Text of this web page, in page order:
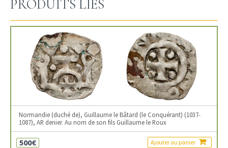
PRODUITS LIÉS
Normandie (duché de), Guillaume le Bâtard (le Conquérant) (1037-
1087), AR denier. Au nom de son fils Guillaume le Roux
500€ Ajouter au panier